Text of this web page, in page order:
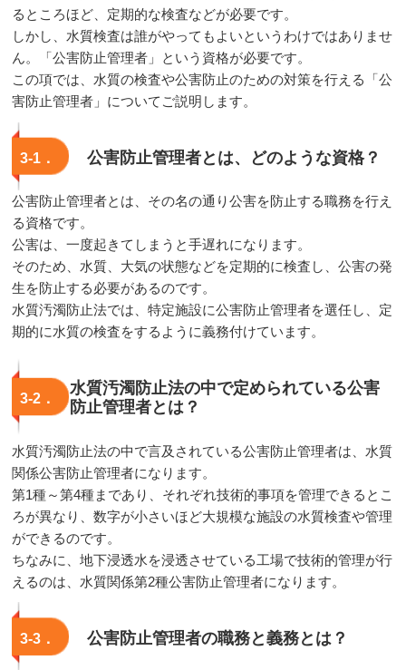
るところほど、定期的な検査などが必要です。
しかし、水質検査は誰がやってもよいというわけではありませ
ん。「公害防止管理者」という資格が必要です。
この項では、水質の検査や公害防止のための対策を行える「公
害防止管理者」についてご説明します。
3-1． 公害防止管理者とは、どのような資格？
公害防止管理者とは、その名の通り公害を防止する職務を行え
る資格です。
公害は、一度起きてしまうと手遅れになります。
そのため、水質、大気の状態などを定期的に検査し、公害の発
生を防止する必要があるのです。
水質汚濁防止法では、特定施設に公害防止管理者を選任し、定
期的に水質の検査をするように義務付けています。
3-2．
水質汚濁防止法の中で定められている公害
防止管理者とは？
水質汚濁防止法の中で言及されている公害防止管理者は、水質
関係公害防止管理者になります。
第1種～第4種まであり、それぞれ技術的事項を管理できるとこ
ろが異なり、数字が小さいほど大規模な施設の水質検査や管理
ができるのです。
ちなみに、地下浸透水を浸透させている工場で技術的管理が行
えるのは、水質関係第2種公害防止管理者になります。
3-3． 公害防止管理者の職務と義務とは？